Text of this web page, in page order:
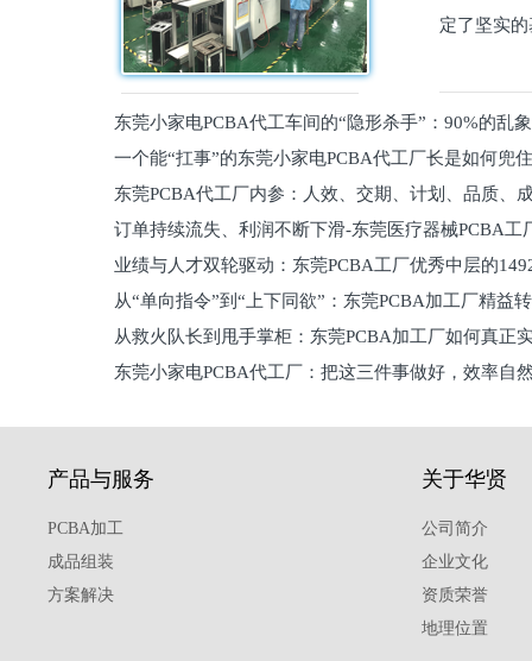
定了坚实
东莞小家电PCBA代工车间的“隐形杀手”：90%的乱
员工一个能“扛事”的东莞小家电PCBA代工厂长是如何兜
东莞PCBA代工厂内参：人效、交期、计划、品质
维锁客法则
订单持续流失、利润不断下滑-东莞医疗器械PCBA工
理死穴必须堵住
业绩与人才双轮驱动：东莞PCBA工厂优秀中层的
从“单向指令”到“上下同欲”：东莞PCBA加工厂精益
关键从救火队长到甩手掌柜：东莞PCBA加工厂如何真正
东莞小家电PCBA代工厂：把这三件事做好，效率自
产品与服务
PCBA加工
成品组装
方案解决
关于华贤
公司简介
企业文化
资质荣誉
地理位置